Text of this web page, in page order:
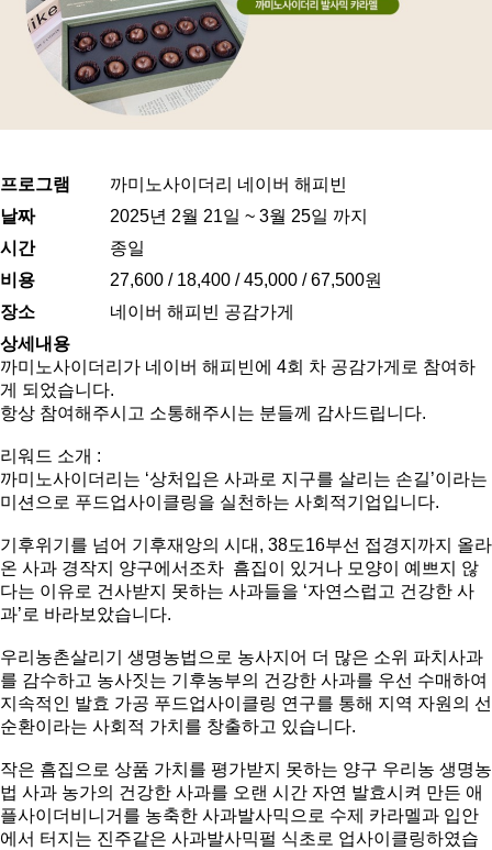
프로그램
까미노사이더리 네이버 해피빈
날짜
2025년 2월 21일 ~ 3월 25일 까지
시간
종일
비용
27,600 / 18,400 / 45,000 / 67,500원
장소
네이버 해피빈 공감가게
상세내용
까미노사이더리가 네이버 해피빈에 4회 차 공감가게로 참여하
게 되었습니다.
항상 참여해주시고 소통해주시는 분들께 감사드립니다.
리워드 소개 :
까미노사이더리는 ‘상처입은 사과로 지구를 살리는 손길’이라는
미션으로 푸드업사이클링을 실천하는 사회적기업입니다.
기후위기를 넘어 기후재앙의 시대, 38도16부선 접경지까지 올라
온 사과 경작지 양구에서조차 흠집이 있거나 모양이 예쁘지 않
다는 이유로 건사받지 못하는 사과들을 ‘자연스럽고 건강한 사
과’로 바라보았습니다.
우리농촌살리기 생명농법으로 농사지어 더 많은 소위 파치사과
를 감수하고 농사짓는 기후농부의 건강한 사과를 우선 수매하여
지속적인 발효 가공 푸드업사이클링 연구를 통해 지역 자원의 선
순환이라는 사회적 가치를 창출하고 있습니다.
작은 흠집으로 상품 가치를 평가받지 못하는 양구 우리농 생명농
법 사과 농가의 건강한 사과를 오랜 시간 자연 발효시켜 만든 애
플사이더비니거를 농축한 사과발사믹으로 수제 카라멜과 입안
에서 터지는 진주같은 사과발사믹펄 식초로 업사이클링하였습